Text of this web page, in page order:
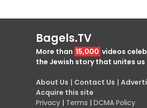
Bagels.TV
More than 15,000 videos
the Jewish story that unites us
About Us | Contact Us |
Acquire this site
Privacy | Terms | DCMA Policy